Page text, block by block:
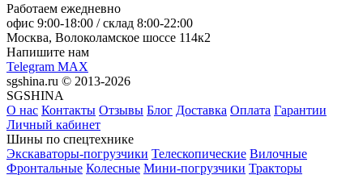
Работаем ежедневно
офис 9:00-18:00 / склад 8:00-22:00
Москва, Волоколамское шоссе 114к2
Напишите нам
Telegram MAX
sgshina.ru © 2013-2026
SGSHINA
О нас Контакты Отзывы Блог Доставка Оплата Гарантии
Личный кабинет
Шины по спецтехнике
Экскаваторы-погрузчики Телескопические Вилочные
Фронтальные Колесные Мини-погрузчики Тракторы